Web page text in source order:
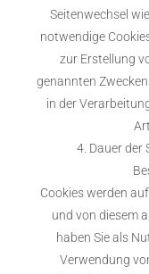
Seitenwechsel
notwendige
zur Erstellung
genannten
in der
4. Dauer der
Cookies werden
und von diesem
haben Sie als
Verwendung